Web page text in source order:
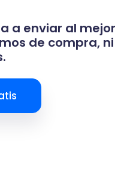
a enviar al mejor
de compra, ni